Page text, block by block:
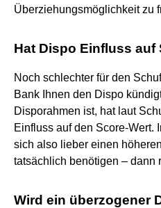
Überziehungsmöglichkeit zu
Hat Dispo Einfluss auf
Noch schlechter für den
Bank Ihnen den Dispo
Disporahmen ist, hat laut
Einfluss auf den Score-Wert.
sich also lieber einen
tatsächlich benötigen – dann
Wird ein überzogener